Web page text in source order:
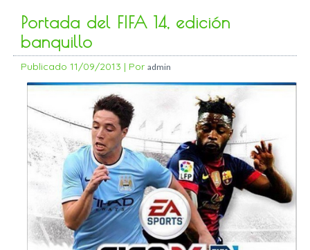
Portada del FIFA 14, edición
banquillo
Publicado 11/09/2013 | Por admin